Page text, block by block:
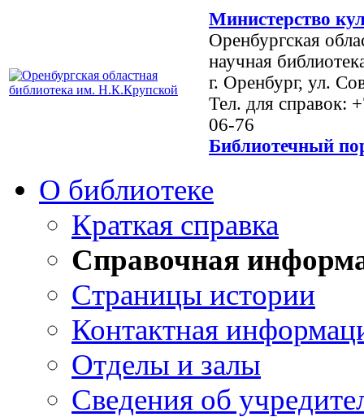
Министерство
Оренбургская
научная
г. Оренбург, ул.
Тел. для справок:
06-76
Библиотечный
О библиотеке
Краткая справка
Справочная
Страницы истории
Контактная
Отделы и залы
Сведения об